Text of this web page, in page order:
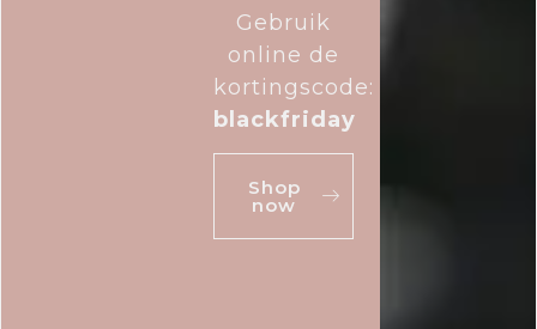
Gebruik
online de
kortingscode:
blackfriday
Shop
now